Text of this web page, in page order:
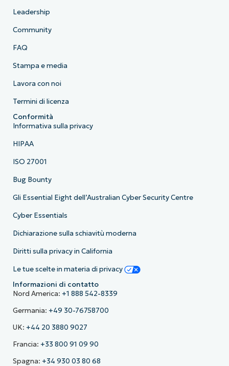
Leadership
Community
FAQ
Stampa e media
Lavora con noi
Termini di licenza
Conformità
Informativa sulla privacy
HIPAA
ISO 27001
Bug Bounty
Gli Essential Eight dell’Australian Cyber Security Centre
Cyber Essentials
Dichiarazione sulla schiavitù moderna
Diritti sulla privacy in California
Le tue scelte in materia di privacy
Informazioni di contatto
Nord America: +1 888 542-8339
Germania: +49 30-76758700
UK: +44 20 3880 9027
Francia: +33 800 91 09 90
Spagna: +34 930 03 80 68